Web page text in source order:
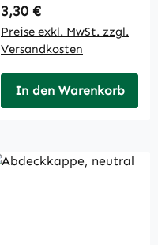
Regulärer Preis:
3,30 €
Preise exkl. MwSt. zzgl.
Versandkosten
In den Warenkorb